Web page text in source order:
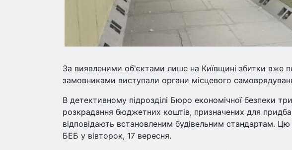
За виявленими об'єктами лише на Київщині збитки вже
замовниками виступали органи місцевого
В детективному підрозділі Бюро економічної безпеки
розкрадання бюджетних коштів, призначених для
відповідають встановленим будівельним стандартам.
БЕБ у вівторок, 17 вересня.